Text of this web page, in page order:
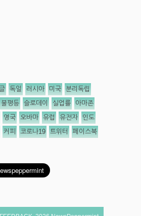
독일 러시아 미국 분리독립
평등 슬로데이 실업률 아마존
영국 오바마 유럽 유전자 인도
커피 코로나19 트위터 페이스북